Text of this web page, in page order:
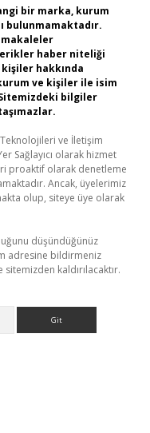
bir marka, kurum
bulunmamaktadır.
makaleler
haber niteliği
hakkında
ve kişiler ile isim
bilgiler
Teknolojileri ve İletişim
Sağlayıcı olarak hizmet
proaktif olarak denetleme
Ancak, üyelerimiz
olup, siteye üye olarak
düşündüğünüz
adresine bildirmeniz
kaldırılacaktır.